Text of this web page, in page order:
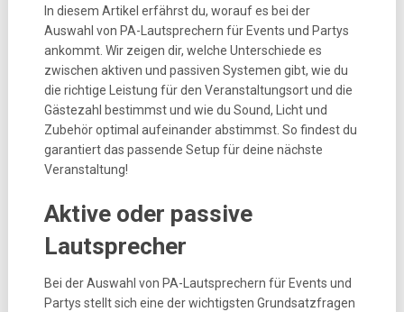
In diesem Artikel erfährst du, worauf es bei der
Auswahl von PA-Lautsprechern für Events und Partys
ankommt. Wir zeigen dir, welche Unterschiede es
zwischen aktiven und passiven Systemen gibt, wie du
die richtige Leistung für den Veranstaltungsort und die
Gästezahl bestimmst und wie du Sound, Licht und
Zubehör optimal aufeinander abstimmst. So findest du
garantiert das passende Setup für deine nächste
Veranstaltung!
Aktive oder passive
Lautsprecher
Bei der Auswahl von PA-Lautsprechern für Events und
Partys stellt sich eine der wichtigsten Grundsatzfragen